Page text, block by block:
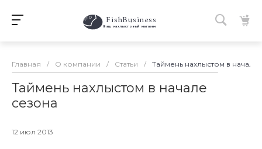
FishBusiness
Ваш нахлыстовый магазин
Главная / О компании / Статьи / Таймень нахлыстом в начале
Таймень нахлыстом в начале
сезона
12 июл 2013